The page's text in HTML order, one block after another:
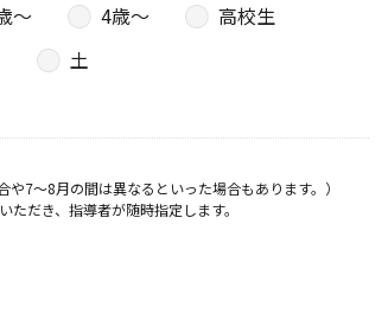
〜 4歳〜
高校生
土
7～8月の間は異なるといった場合もあります。）
だき、指導者が随時指定します。